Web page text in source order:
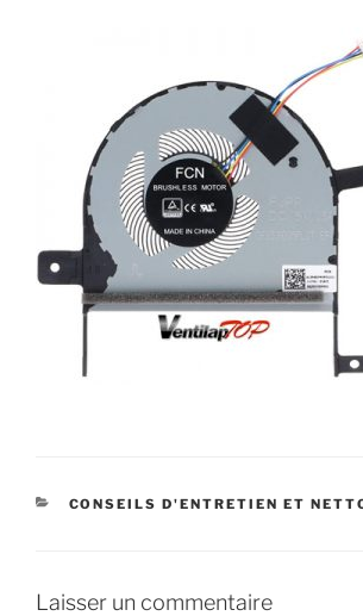
CATÉGORIES
CONSEILS D'ENTRETIEN ET
Laisser un commentaire